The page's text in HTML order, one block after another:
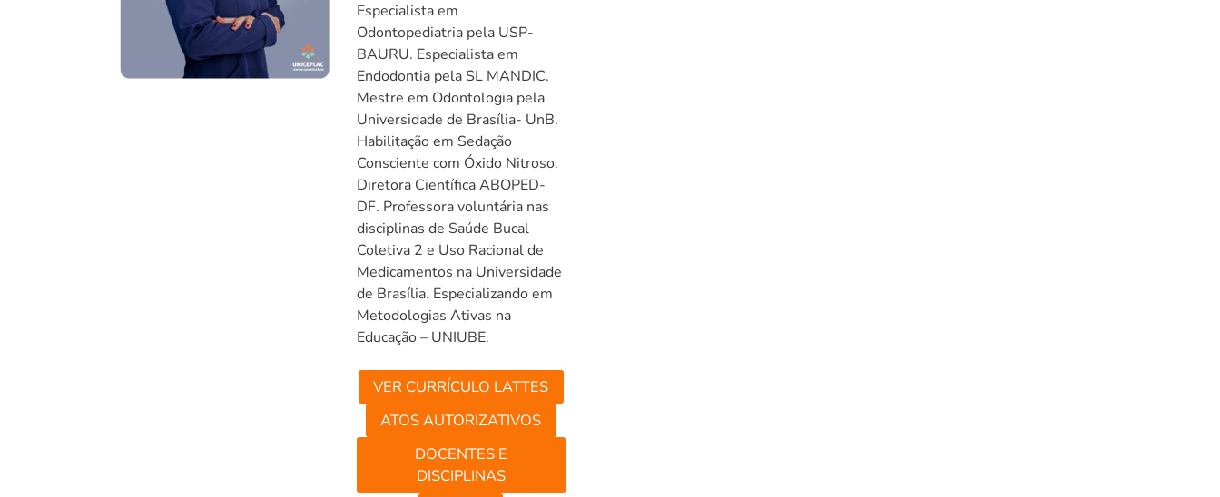
Especialista em
Odontopediatria pela USP-
BAURU. Especialista em
Endodontia pela SL MANDIC.
Mestre em Odontologia pela
Universidade de Brasília- UnB.
Habilitação em Sedação
Consciente com Óxido Nitroso.
Diretora Científica ABOPED-
DF. Professora voluntária nas
disciplinas de Saúde Bucal
Coletiva 2 e Uso Racional de
Medicamentos na Universidade
de Brasília. Especializando em
Metodologias Ativas na
Educação – UNIUBE.
VER CURRÍCULO LATTES
ATOS AUTORIZATIVOS
DOCENTES E
DISCIPLINAS